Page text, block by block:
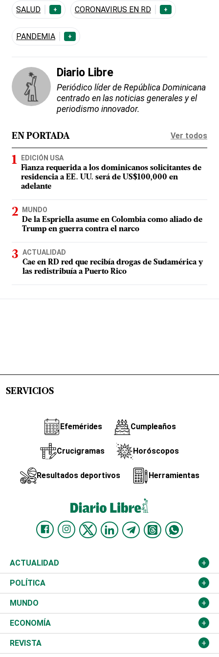
SALUD + CORONAVIRUS EN RD +
PANDEMIA +
Diario Libre
Periódico líder de República Dominicana
centrado en las noticias generales y el
periodismo innovador.
EN PORTADA Ver todos
EDICIÓN USA
Fianza requerida a los dominicanos solicitantes de
residencia a EE. UU. será de US$100,000 en
adelante
MUNDO
De la Espriella asume en Colombia como aliado de
Trump en guerra contra el narco
ACTUALIDAD
Cae en RD red que recibía drogas de Sudamérica y
las redistribuía a Puerto Rico
SERVICIOS
Efemérides Cumpleaños
Crucigramas Horóscopos
Resultados deportivos Herramientas
ACTUALIDAD
Nacional
Ciudad
Educación
Salud
POLÍTICA
Partidos
JCE
TSE
MUNDO
Estados Unidos
América Latina
ECONOMÍA
Finanzas
REVISTA